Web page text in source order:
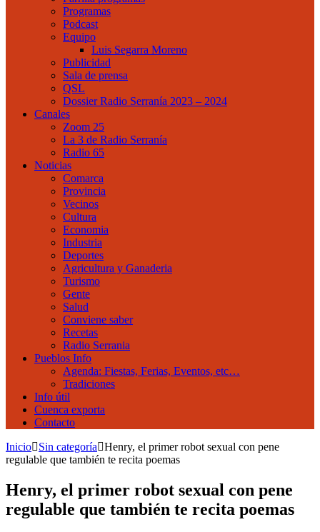
Programas
Podcast
Equipo
Luis Segarra Moreno
Publicidad
Sala de prensa
QSL
Dossier Radio Serranía 2023 – 2024
Canales
Zoom 25
La 3 de Radio Serranía
Radio 65
Noticias
Comarca
Provincia
Vecinos
Cultura
Economia
Industria
Deportes
Agricultura y Ganaderia
Turismo
Gente
Salud
Conviene saber
Recetas
Radio Serrania
Pueblos Info
Agenda: Fiestas, Ferias, Eventos, etc…
Tradiciones
Info útil
Cuenca exporta
Contacto
Inicio
Sin categoría
Henry, el primer robot sexual con pene
regulable que también te recita poemas
Henry, el primer robot sexual con pene
regulable que también te recita poemas